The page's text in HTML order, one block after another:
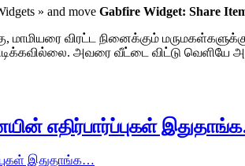
» and move Gabfire Widget: Share
விரட்ட நினைக்கும்
அவரை வீட்டை விட்டு
எதிர்பார்ப்புகள்